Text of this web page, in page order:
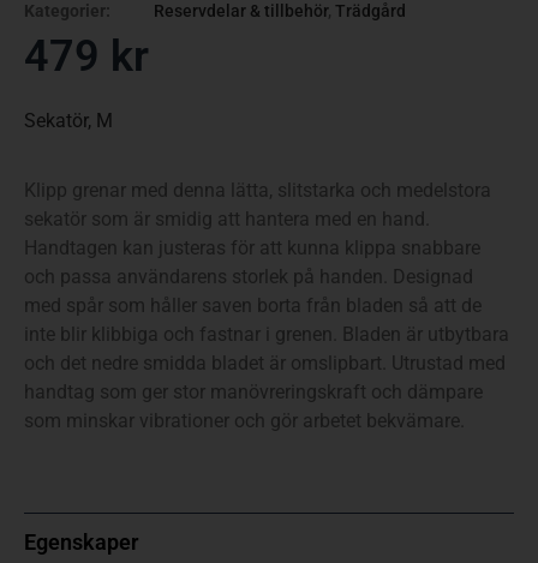
Kategorier:
Reservdelar & tillbehör, Trädgård
479 kr
Sekatör, M
Klipp grenar med denna lätta, slitstarka och medelstora
sekatör som är smidig att hantera med en hand.
Handtagen kan justeras för att kunna klippa snabbare
och passa användarens storlek på handen. Designad
med spår som håller saven borta från bladen så att de
inte blir klibbiga och fastnar i grenen. Bladen är utbytbara
och det nedre smidda bladet är omslipbart. Utrustad med
handtag som ger stor manövreringskraft och dämpare
som minskar vibrationer och gör arbetet bekvämare.
Egenskaper